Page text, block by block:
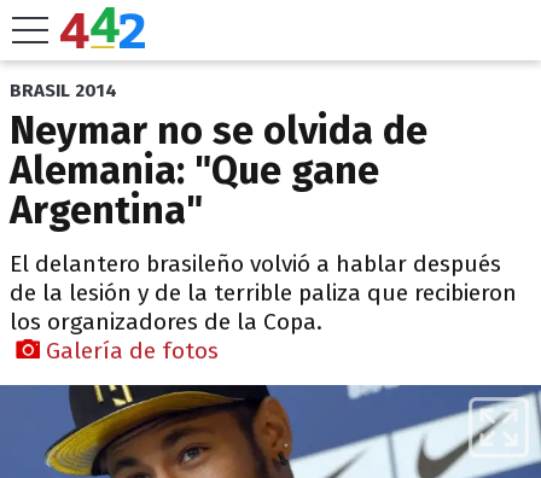
BRASIL 2014
Neymar no se olvida de
Alemania: "Que gane
Argentina"
El delantero brasileño volvió a hablar después
de la lesión y de la terrible paliza que recibieron
los organizadores de la Copa.
Galería de fotos